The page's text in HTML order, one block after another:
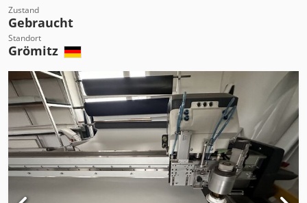
Zustand
Gebraucht
Standort
Grömitz